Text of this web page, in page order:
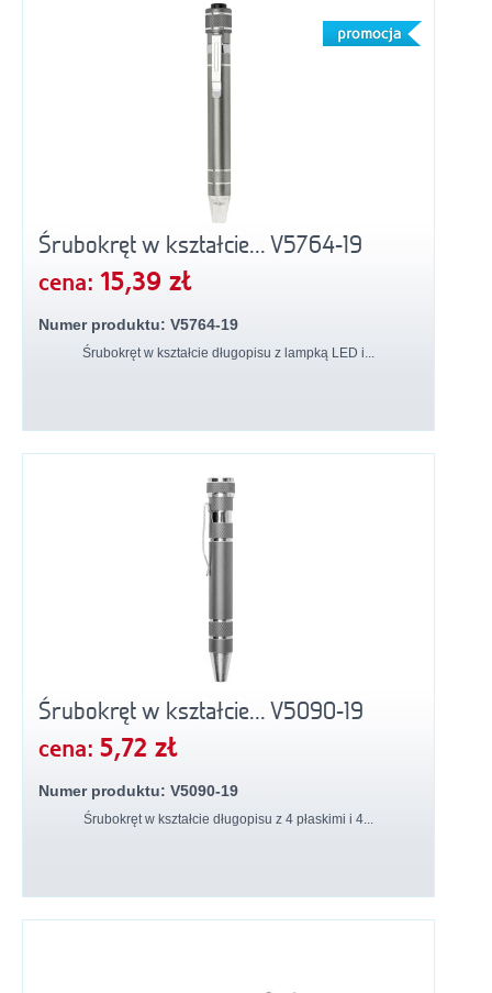
Śrubokręt w kształcie... V5764-19
cena: 15,39 zł
Numer produktu: V5764-19
Śrubokręt w kształcie długopisu z lampką LED i...
Śrubokręt w kształcie... V5090-19
cena: 5,72 zł
Numer produktu: V5090-19
Śrubokręt w kształcie długopisu z 4 płaskimi i 4...